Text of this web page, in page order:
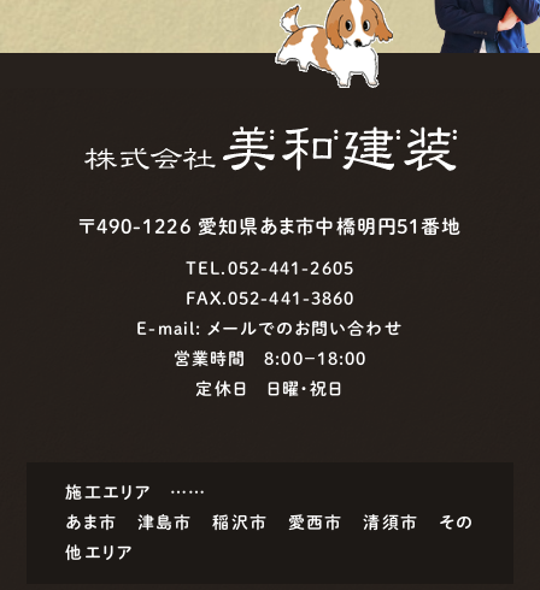
〒490-1226 愛知県あま市中橋明円51番地
TEL.052-441-2605
FAX.052-441-3860
E-mail: メールでのお問い合わせ
営業時間 8:00−18:00
定休日 日曜・祝日
施工エリア ……
あま市
津島市 稲沢市 愛西市 清須市
その
他エリア